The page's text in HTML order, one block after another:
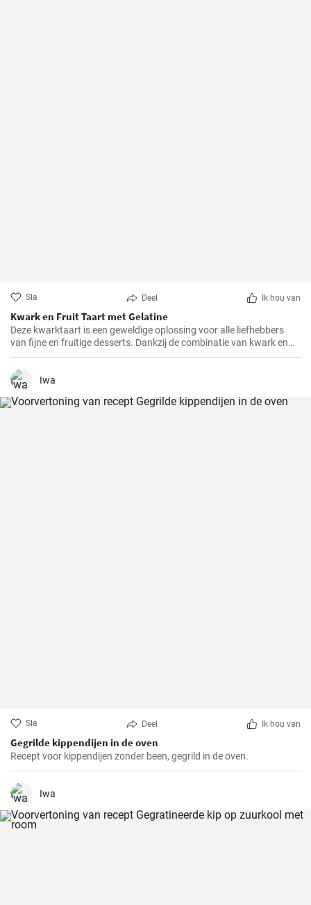
Sla Deel Ik hou van
Kwark en Fruit Taart met Gelatine
Deze kwarktaart is een geweldige oplossing voor alle liefhebbers
van fijne en fruitige desserts. Dankzij de combinatie van kwark en
verschillende soorten fruit, heeft het niet alleen een geweldige
smaak, maar is het ook redelijk gezond.
Iwa
Sla Deel Ik hou van
Gegrilde kippendijen in de oven
Recept voor kippendijen zonder been, gegrild in de oven.
Iwa